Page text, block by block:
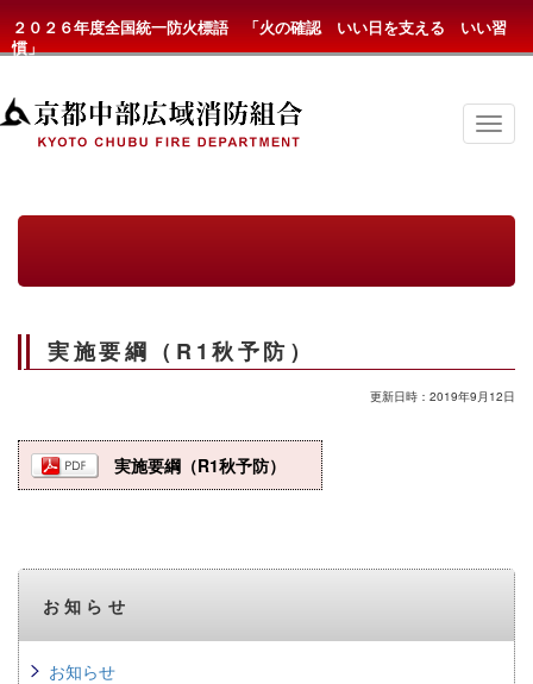
２０２６年度全国統一防火標語 「火の確認 いい日を支える いい習
慣」
京
都
組
ニ
ー
実施要綱（R1秋予防）
更新日時：2019年9月12日
実施要綱（R1秋予防）
お知らせ
お知らせ